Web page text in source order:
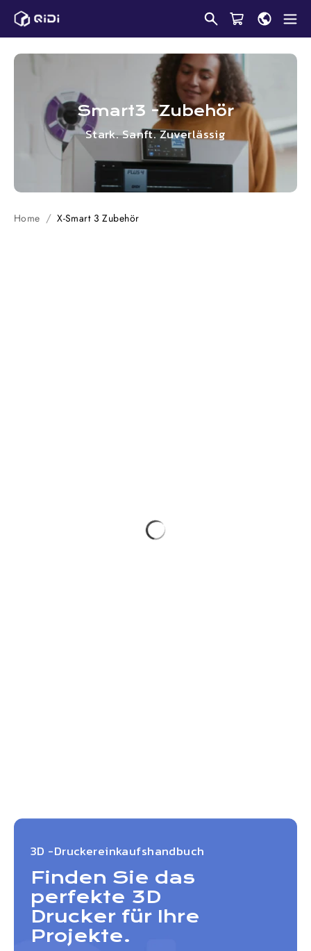
Überspringen
Sie
Inhalten
Smart3 -Zubehör
Stark. Sanft. Zuverlässig
Home X-Smart 3 Zubehör
3D -Druckereinkaufshandbuch
Finden Sie das
perfekte 3D
Drucker für Ihre
Projekte.